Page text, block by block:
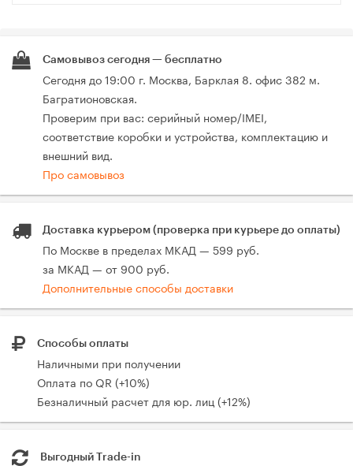
Самовывоз сегодня — бесплатно
Сегодня до 19:00 г. Москва, Барклая 8. офис 382 м.
Багратионовская.
Проверим при вас: серийный номер/IMEI,
соответствие коробки и устройства, комплектацию и
внешний вид.
Про самовывоз
Доставка курьером (проверка при курьере до оплаты)
По Москве в пределах МКАД — 599 руб.
за МКАД — от 900 руб.
Дополнительные способы доставки
Способы оплаты
Наличными при получении
Оплата по QR (+10%)
Безналичный расчет для юр. лиц (+12%)
Выгодный Trade-in